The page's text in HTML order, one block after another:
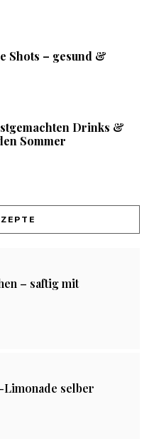
Shots – gesund &
Drinks &
Sommer
– saftig mit
selber